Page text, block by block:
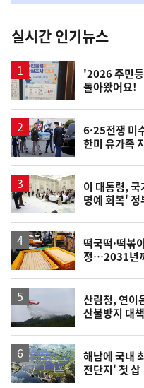
뉴
스
실시간 인기뉴스
'2026 주민
돌아왔어요!
6·25전쟁 미
한미 유가족
이 대통령,
명예 회복' 정
떡국떡·떡볶
정…2031년
산림청, 연이
산불방지 대
해남에 국내
전단지' 첫 삽